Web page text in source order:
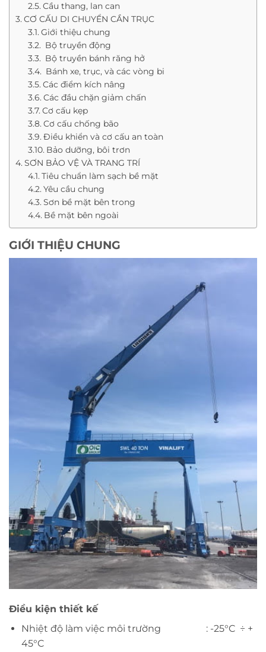
Cầu thang, lan can
CƠ CẤU DI CHUYỂN CẦN TRỤC
Giới thiệu chung
Bộ truyền động
Bộ truyền bánh răng hở
Bánh xe, trục, và các vòng bi
Các điểm kích nâng
Các đầu chặn giảm chấn
Cơ cấu kẹp
Cơ cấu chống bão
Điều khiển và cơ cấu an toàn
Bảo dưỡng, bôi trơn
SƠN BẢO VỆ VÀ TRANG TRÍ
Tiêu chuẩn làm sạch bề mặt
Yêu cầu chung
Sơn bề mặt bên trong
Bề mặt bên ngoài
GIỚI THIỆU CHUNG
Điều kiện thiết kế
Nhiệt độ làm việc môi trường : -25°C ÷ +
45°C